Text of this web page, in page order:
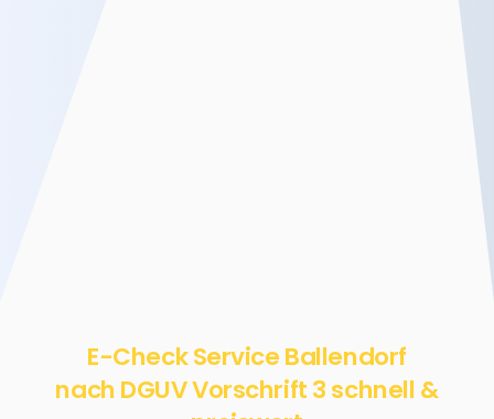
E-Check Service Ballendorf
nach DGUV Vorschrift 3 schnell &